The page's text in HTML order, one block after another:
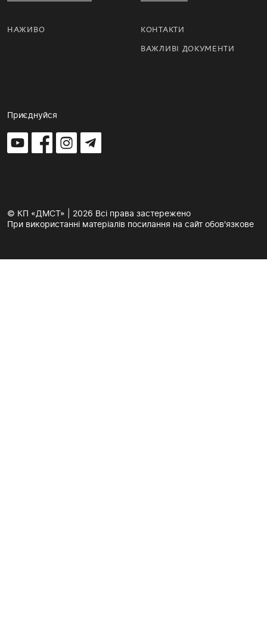
НАЖИВО КОНТАКТИ
ВАЖЛИВІ ДОКУМЕНТИ
Приєднуйся
© КП «ДМСТ» | 2026 Всі права застережено
При використанні матеріалів посилання на сайт обов'язкове